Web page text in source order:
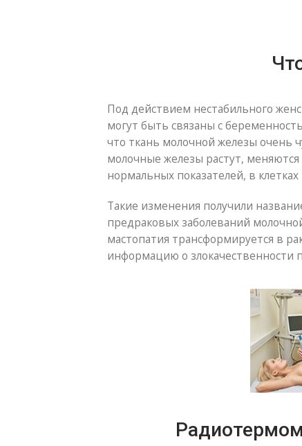
Под действием нестабильного
могут быть связаны с
что ткань молочной железы очень
молочные железы растут,
нормальных показателей, в
Такие изменения получили
предраковых заболеваний
мастопатия трансформируется в
информацию о злокачественности